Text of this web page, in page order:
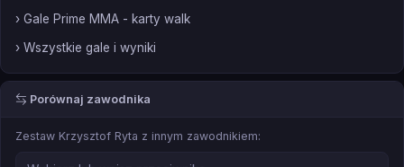
› Gale Prime MMA - karty walk
› Wszystkie gale i wyniki
Porównaj zawodnika
Zestaw Krzysztof Ryta z innym zawodnikiem: